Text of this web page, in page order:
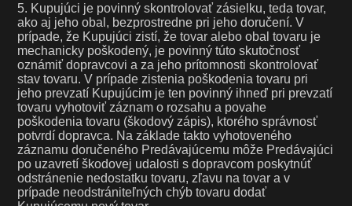
5. Kupujúci je povinný skontrolovať zásielku, teda tovar,
ako aj jeho obal, bezprostredne pri jeho doručení. V
prípade, že Kupujúci zistí, že tovar alebo obal tovaru je
mechanicky poškodený, je povinný túto skutočnosť
oznámiť dopravcovi a za jeho prítomnosti skontrolovať
stav tovaru. V prípade zistenia poškodenia tovaru pri
jeho prevzatí Kupujúcim je ten povinný ihneď pri prevzatí
tovaru vyhotoviť záznam o rozsahu a povahe
poškodenia tovaru (škodový zápis), ktorého správnosť
potvrdí dopravca. Na základe takto vyhotoveného
záznamu doručeného Predávajúcemu môže Predávajúci
po uzavretí škodovej udalosti s dopravcom poskytnúť
odstránenie nedostatku tovaru, zľavu na tovar a v
prípade neodstrániteľných chýb tovaru dodať